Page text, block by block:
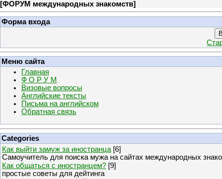
[ФОРУМ международных знакомств]
Форма входа
Меню сайта
Главная
Ф О Р У М
Визовые вопросы
Английские тексты
Письма на английском
Обратная связь
Categories
Как выйти замуж за иностранца [6]
Самоучитель для поиска мужа на сайтах международных
Как общаться с иностранцем? [9]
простые советы для дейтинга